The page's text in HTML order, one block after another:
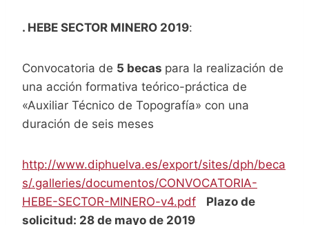
. HEBE SECTOR MINERO 2019:
Convocatoria de 5 becas para la realización de
una acción formativa teórico-práctica de
«Auxiliar Técnico de Topografía» con una
duración de seis meses
http://www.diphuelva.es/export/sites/dph/beca
s/.galleries/documentos/CONVOCATORIA-
HEBE-SECTOR-MINERO-v4.pdf
Plazo de
solicitud: 28 de mayo de 2019